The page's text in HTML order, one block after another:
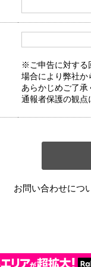
※ご申告に対する
場合により弊社か
あらかじめご了承
通報者保護の観点
お問い合わせにつ